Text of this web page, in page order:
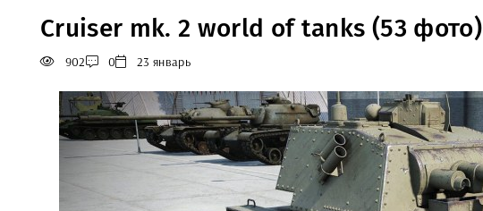
Cruiser mk. 2 world of tanks (53 фото)
902 0 23 январь